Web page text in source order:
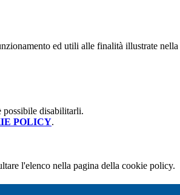
ed utili alle finalità illustrate nella
possibile disabilitarli.
POLICY.
l'elenco nella pagina della cookie policy.